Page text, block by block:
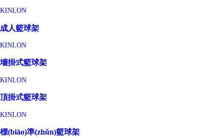
KINLON
成人籃球架
KINLON
墻掛式籃球架
KINLON
頂掛式籃球架
KINLON
標(biāo)準(zhǔn)籃球架